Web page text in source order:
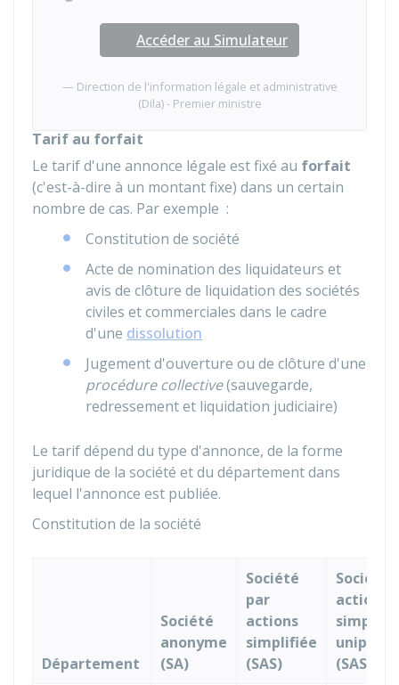
Accéder au Simulateur
Direction de l'information légale et administrative
(Dila) - Premier ministre
Tarif au forfait
Le tarif d'une annonce légale est fixé au forfait
(c'est-à-dire à un montant fixe) dans un certain
nombre de cas. Par exemple :
Constitution de société
Acte de nomination des liquidateurs et
avis de clôture de liquidation des sociétés
civiles et commerciales dans le cadre
d'une dissolution
Jugement d'ouverture ou de clôture d'une
procédure collective(sauvegarde,
redressement et liquidation judiciaire)
Le tarif dépend du type d'annonce, de la forme
juridique de la société et du département dans
lequel l'annonce est publiée.
Constitution de la société
Département
Société
anonyme
(SA)
Société
par
actions
simplifiée
(SAS)
Société
actions
(SASU)